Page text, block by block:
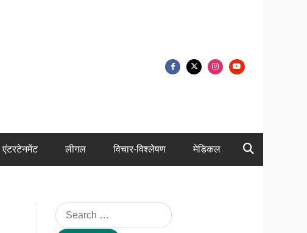
एंटरटेनमेंट लीगल विचार-विश्लेषण मेडिकल
Search
for: